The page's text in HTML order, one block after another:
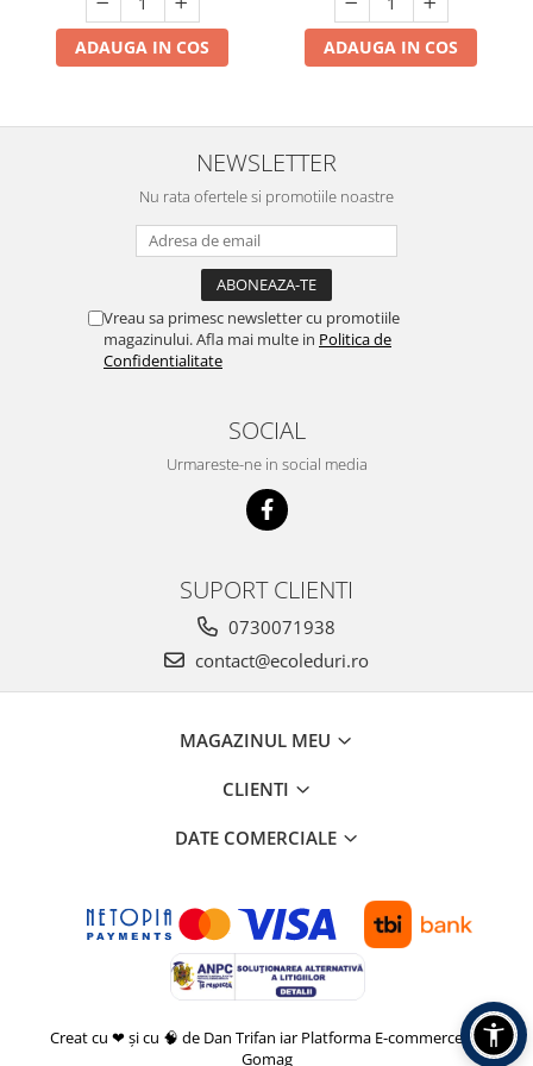
ADAUGA IN COS ADAUGA IN COS
NEWSLETTER
Nu rata ofertele si promotiile noastre
Vreau sa primesc newsletter cu promotiile
magazinului. Afla mai multe in Politica de
Confidentialitate
SOCIAL
Urmareste-ne in social media
SUPORT CLIENTI
0730071938
contact@ecoleduri.ro
MAGAZINUL MEU
CLIENTI
DATE COMERCIALE
Creat cu ❤ și cu 🧠 de Dan Trifan iar Platforma E-commerce by
Gomag